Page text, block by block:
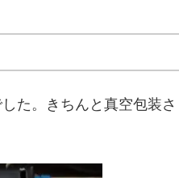
た。きちんと真空包装さ